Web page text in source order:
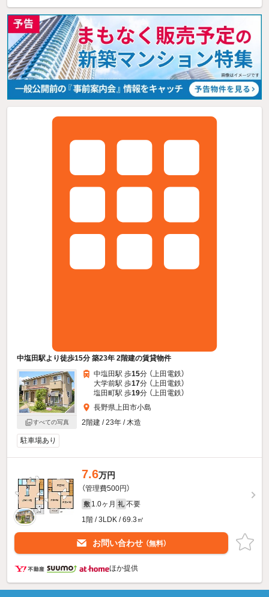
中塩田駅より徒歩15分 築23年 2階建の賃貸物件
すべての写真
中塩田駅 歩15分 （上田電鉄）
大学前駅 歩17分 （上田電鉄）
塩田町駅 歩19分 （上田電鉄）
長野県上田市小島
2階建 / 23年 / 木造
駐車場あり
7.6万円
（管理費500円）
敷 1.0ヶ月 礼 不要
1階 / 3LDK / 69.3㎡
お問い合わせ （無料）
ほか提供